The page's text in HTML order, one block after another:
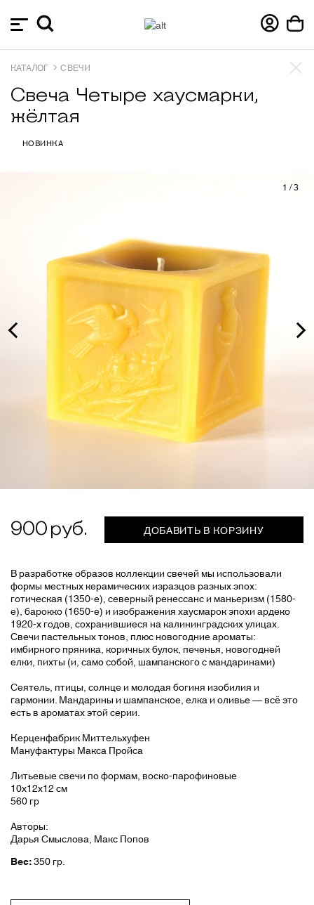
КАТАЛОГ СВЕЧИ
Свеча Четыре хаусмарки,
жёлтая
НОВИНКА
1 /3
900 ДОБАВИТЬ В КОРЗИНУ
В разработке образов коллекции свечей мы использовали
формы местных керамических изразцов разных эпох:
готическая (1350-е), северный ренессанс и маньеризм (1580-
е), барокко (1650-е) и изображения хаусмарок эпохи ардеко
1920-х годов, сохранившиеся на калининградских улицах.
Свечи пастельных тонов, плюс новогодние ароматы:
имбирного пряника, коричных булок, печенья, новогодней
елки, пихты (и, само собой, шампанского с мандаринами)
Сеятель, птицы, солнце и молодая богиня изобилия и
гармонии. Мандарины и шампанское, елка и оливье — всё это
есть в ароматах этой серии.
Керценфабрик Миттельхуфен
Мануфактуры Макса Пройса
Литьевые свечи по формам, воско-парофиновые
10х12х12 см
560 гр
Авторы:
Дарья Смыслова, Макс Попов
Вес:350 гр.